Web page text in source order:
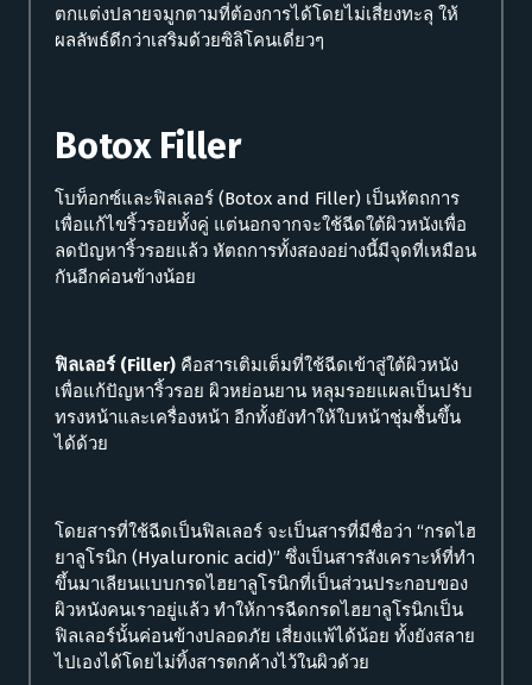
ตกแต่งปลายจมูกตามที่ต้องการได้โดยไม่เสี่ยงทะลุ ให้
ผลลัพธ์ดีกว่าเสริมด้วยซิลิโคนเดี่ยวๆ
Botox Filler
โบท็อกซ์และฟิลเลอร์ (Botox and Filler) เป็นหัตถการ
เพื่อแก้ไขริ้วรอยทั้งคู่ แต่นอกจากจะใช้ฉีดใต้ผิวหนังเพื่อ
ลดปัญหาริ้วรอยแล้ว หัตถการทั้งสองอย่างนี้มีจุดที่เหมือน
กันอีกค่อนข้างน้อย
ฟิลเลอร์ (Filler) คือสารเติมเต็มที่ใช้ฉีดเข้าสู่ใต้ผิวหนัง
เพื่อแก้ปัญหาริ้วรอย ผิวหย่อนยาน หลุมรอยแผลเป็นปรับ
ทรงหน้าและเครื่องหน้า อีกทั้งยังทำให้ใบหน้าชุ่มชื้นขึ้น
ได้ด้วย
โดยสารที่ใช้ฉีดเป็นฟิลเลอร์ จะเป็นสารที่มีชื่อว่า “กรดไฮ
ยาลูโรนิก (Hyaluronic acid)” ซึ่งเป็นสารสังเคราะห์ที่ทำ
ขึ้นมาเลียนแบบกรดไฮยาลูโรนิกที่เป็นส่วนประกอบของ
ผิวหนังคนเราอยู่แล้ว ทำให้การฉีดกรดไฮยาลูโรนิกเป็น
ฟิลเลอร์นั้นค่อนข้างปลอดภัย เสี่ยงแพ้ได้น้อย ทั้งยังสลาย
ไปเองได้โดยไม่ทิ้งสารตกค้างไว้ในผิวด้วย